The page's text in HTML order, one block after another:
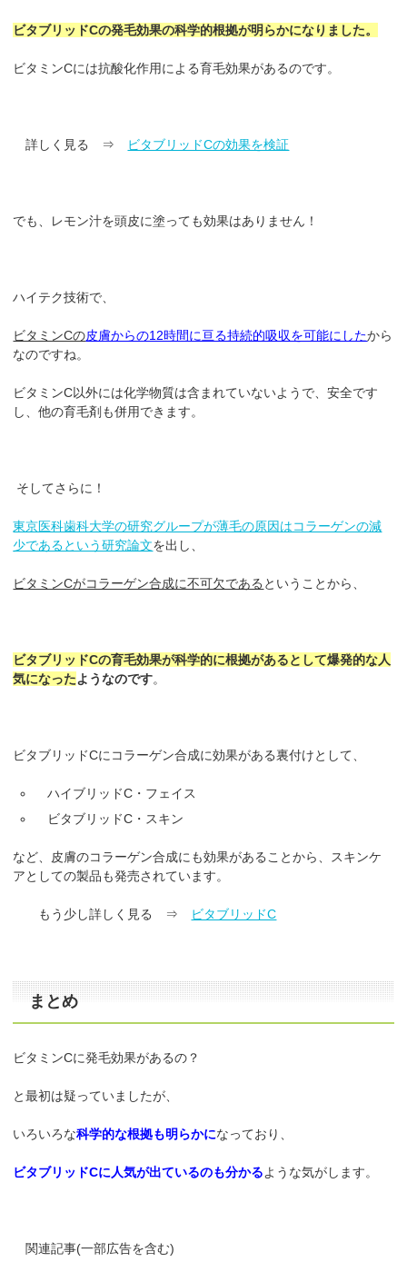
ビタブリッドCの発毛効果の科学的根拠が明らかになりました。
ビタミンCには抗酸化作用による育毛効果があるのです。
詳しく見る ⇒ ビタブリッドCの効果を検証
でも、レモン汁を頭皮に塗っても効果はありません！
ハイテク技術で、
ビタミンCの皮膚からの12時間に亘る持続的吸収を可能にしたから
なのですね。
ビタミンC以外には化学物質は含まれていないようで、安全です
し、他の育毛剤も併用できます。
そしてさらに！
東京医科歯科大学の研究グループが薄毛の原因はコラーゲンの減
少であるという研究論文を出し、
ビタミンCがコラーゲン合成に不可欠である ということから、
ビタブリッドCの育毛効果が科学的に根拠があるとして爆発的な人
気になったようなのです。
ビタブリッドCにコラーゲン合成に効果がある裏付けとして、
ハイブリッドC・フェイス
ビタブリッドC・スキン
など、皮膚のコラーゲン合成にも効果があることから、スキンケ
アとしての製品も発売されています。
もう少し詳しく見る ⇒ ビタブリッドC
まとめ
ビタミンCに発毛効果があるの？
と最初は疑っていましたが、
いろいろな科学的な根拠も明らかになっており、
ビタブリッドCに人気が出ているのも分かるような気がします。
関連記事(一部広告を含む)